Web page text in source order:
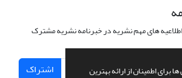
برای اطمینان از ارائه بهترین
اطلاعیه های مهم نشریه در خبرنامه نشریه مشترک
اشتراک